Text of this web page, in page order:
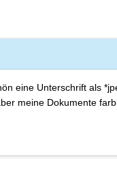
eine Unterschrift als
meine Dokumente